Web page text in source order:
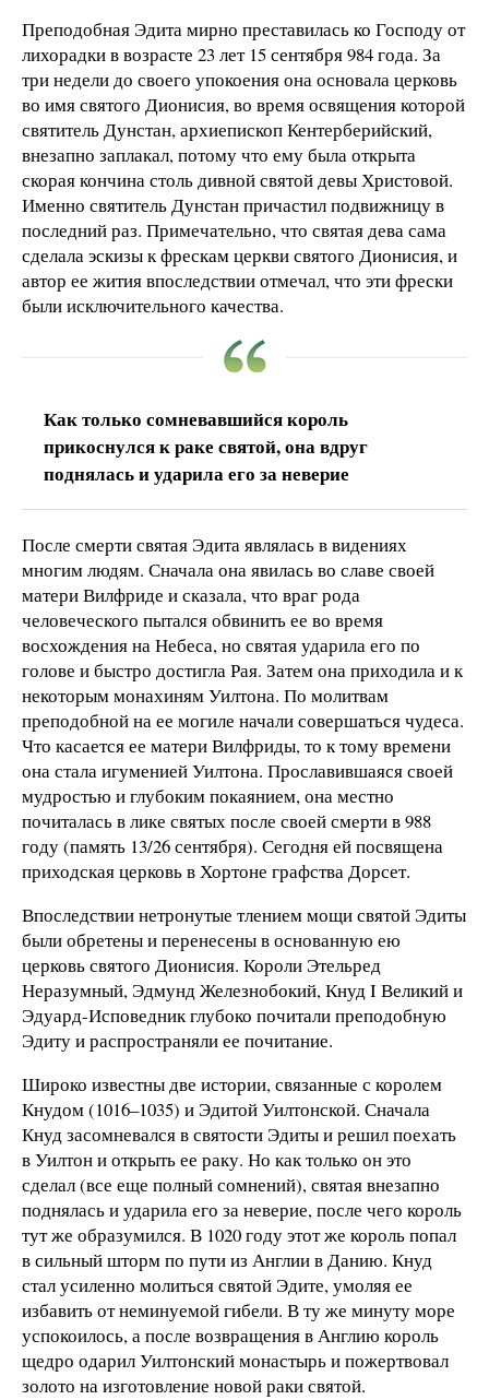
Преподобная Эдита мирно преставилась ко Господу от
лихорадки в возрасте 23 лет 15 сентября 984 года. За
три недели до своего упокоения она основала церковь
во имя святого Дионисия, во время освящения которой
святитель Дунстан, архиепископ Кентерберийский,
внезапно заплакал, потому что ему была открыта
скорая кончина столь дивной святой девы Христовой.
Именно святитель Дунстан причастил подвижницу в
последний раз. Примечательно, что святая дева сама
сделала эскизы к фрескам церкви святого Дионисия, и
автор ее жития впоследствии отмечал, что эти фрески
были исключительного качества.
Как только сомневавшийся король
прикоснулся к раке святой, она вдруг
поднялась и ударила его за неверие
После смерти святая Эдита являлась в видениях
многим людям. Сначала она явилась во славе своей
матери Вилфриде и сказала, что враг рода
человеческого пытался обвинить ее во время
восхождения на Небеса, но святая ударила его по
голове и быстро достигла Рая. Затем она приходила и к
некоторым монахиням Уилтона. По молитвам
преподобной на ее могиле начали совершаться чудеса.
Что касается ее матери Вилфриды, то к тому времени
она стала игуменией Уилтона. Прославившаяся своей
мудростью и глубоким покаянием, она местно
почиталась в лике святых после своей смерти в 988
году (память 13/26 сентября). Сегодня ей посвящена
приходская церковь в Хортоне графства Дорсет.
Впоследствии нетронутые тлением мощи святой Эдиты
были обретены и перенесены в основанную ею
церковь святого Дионисия. Короли Этельред
Неразумный, Эдмунд Железнобокий, Кнуд I Великий и
Эдуард-Исповедник глубоко почитали преподобную
Эдиту и распространяли ее почитание.
Широко известны две истории, связанные с королем
Кнудом (1016–1035) и Эдитой Уилтонской. Сначала
Кнуд засомневался в святости Эдиты и решил поехать
в Уилтон и открыть ее раку. Но как только он это
сделал (все еще полный сомнений), святая внезапно
поднялась и ударила его за неверие, после чего король
тут же образумился. В 1020 году этот же король попал
в сильный шторм по пути из Англии в Данию. Кнуд
стал усиленно молиться святой Эдите, умоляя ее
избавить от неминуемой гибели. В ту же минуту море
успокоилось, а после возвращения в Англию король
щедро одарил Уилтонский монастырь и пожертвовал
золото на изготовление новой раки святой.